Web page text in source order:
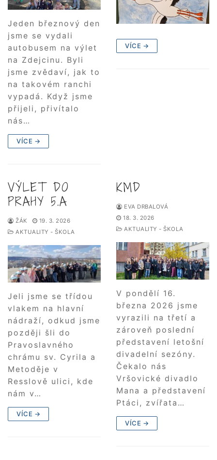
Jeden březnový den
jsme se vydali
autobusem na výlet
na Zdejcinu. Byli
jsme zvědaví, jak to
na takovém ranchi
vypadá. Když jsme
přijeli, přivítalo
nás…
VÍCE →
VÍCE →
VÝLET DO
PRAHY 5.A
ŽÁK
19. 3. 2026
AKTUALITY - ŠKOLA
Jeli jsme se třídou
vlakem na hlavní
nádraží, odkud jsme
později šli do
Pravoslavného
chrámu sv. Cyrila a
Metoděje v
Resslově ulici, kde
nám v…
VÍCE →
KMD
EVA DRBALOVÁ
18. 3. 2026
AKTUALITY - ŠKOLA
V pondělí 16.
března 2026 jsme
vyrazili na třetí a
zároveň poslední
představení letošní
divadelní sezóny.
Čekalo nás
Vršovické divadlo
Mana a představení
Ptáci, zvířata…
VÍCE →